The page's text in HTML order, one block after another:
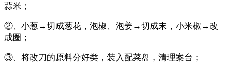
蒜米；
②、小葱→切成葱花，泡椒、泡姜→切成末，小米椒→改
成圈；
③、将改刀的原料分好类，装入配菜盘，清理案台；